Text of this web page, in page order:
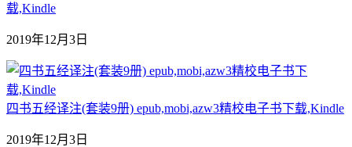
载,Kindle
2019年12月3日
四书五经译注(套装9册) epub,mobi,azw3精校电子书下载,Kindle
2019年12月3日